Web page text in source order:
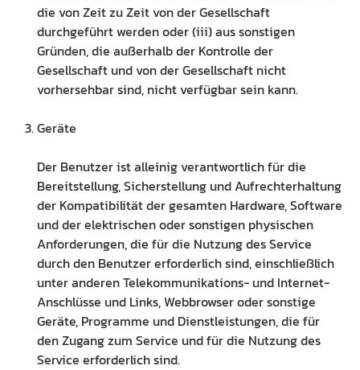
die von Zeit zu Zeit von der Gesellschaft
durchgeführt werden oder (iii) aus sonstigen
Gründen, die außerhalb der Kontrolle der
Gesellschaft und von der Gesellschaft nicht
vorhersehbar sind, nicht verfügbar sein kann.
Geräte
Der Benutzer ist alleinig verantwortlich für die
Bereitstellung, Sicherstellung und Aufrechterhaltung
der Kompatibilität der gesamten Hardware, Software
und der elektrischen oder sonstigen physischen
Anforderungen, die für die Nutzung des Service
durch den Benutzer erforderlich sind, einschließlich
unter anderen Telekommunikations- und Internet-
Anschlüsse und Links, Webbrowser oder sonstige
Geräte, Programme und Dienstleistungen, die für
den Zugang zum Service und für die Nutzung des
Service erforderlich sind.